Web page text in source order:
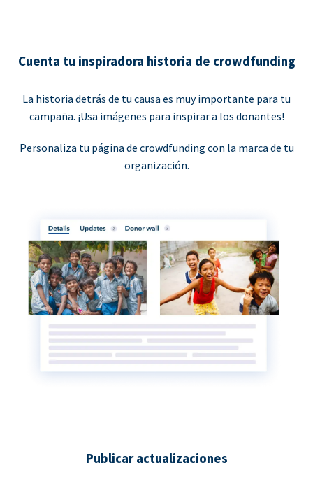
Cuenta tu inspiradora historia de crowdfunding
La historia detrás de tu causa es muy importante para tu
campaña. ¡Usa imágenes para inspirar a los donantes!
Personaliza tu página de crowdfunding con la marca de tu
organización.
Publicar actualizaciones